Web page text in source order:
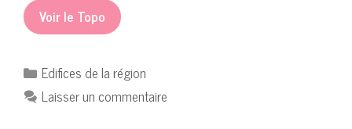
Voir le Topo
Catégories
Edifices de la région
Laisser un commentaire